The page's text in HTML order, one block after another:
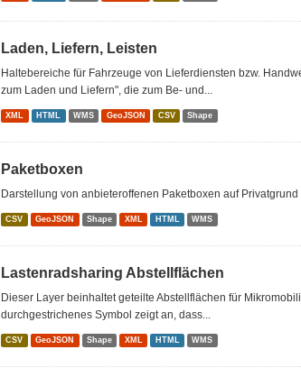
Laden, Liefern, Leisten
Haltebereiche für Fahrzeuge von Lieferdiensten bzw.
zum Laden und Liefern", die zum Be- und...
XML HTML WMS GeoJSON CSV Shape
Paketboxen
Darstellung von anbieteroffenen Paketboxen auf
CSV GeoJSON Shape XML HTML WMS
Lastenradsharing Abstellflächen
Dieser Layer beinhaltet geteilte Abstellflächen für
durchgestrichenes Symbol zeigt an, dass...
CSV GeoJSON Shape XML HTML WMS